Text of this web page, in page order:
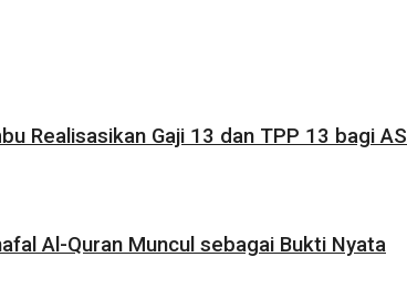
Realisasikan Gaji 13 dan TPP 13 bagi
Al-Quran Muncul sebagai Bukti Nyata